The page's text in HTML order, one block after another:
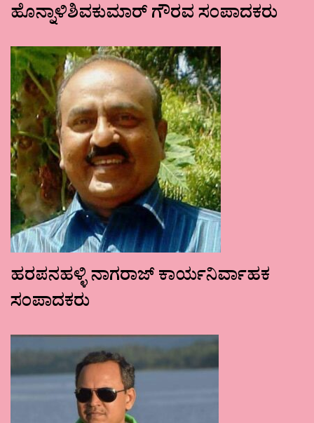
ಹೊನ್ನಾಳಿಶಿವಕುಮಾರ್ ಗೌರವ ಸಂಪಾದಕರು
ಹರಪನಹಳ್ಳಿ ನಾಗರಾಜ್ ಕಾರ್ಯನಿರ್ವಾಹಕ
ಸಂಪಾದಕರು